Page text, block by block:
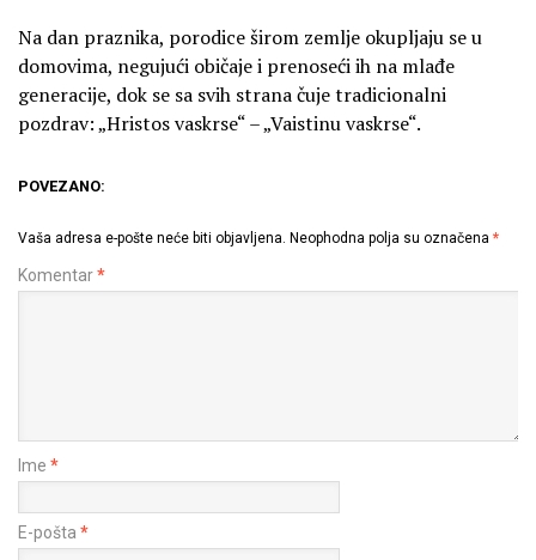
Na dan praznika, porodice širom zemlje okupljaju se u
domovima, negujući običaje i prenoseći ih na mlađe
generacije, dok se sa svih strana čuje tradicionalni
pozdrav: „Hristos vaskrse“ – „Vaistinu vaskrse“.
POVEZANO:
Vaša adresa e-pošte neće biti objavljena. Neophodna polja su označena *
Komentar*
Ime *
E-pošta *